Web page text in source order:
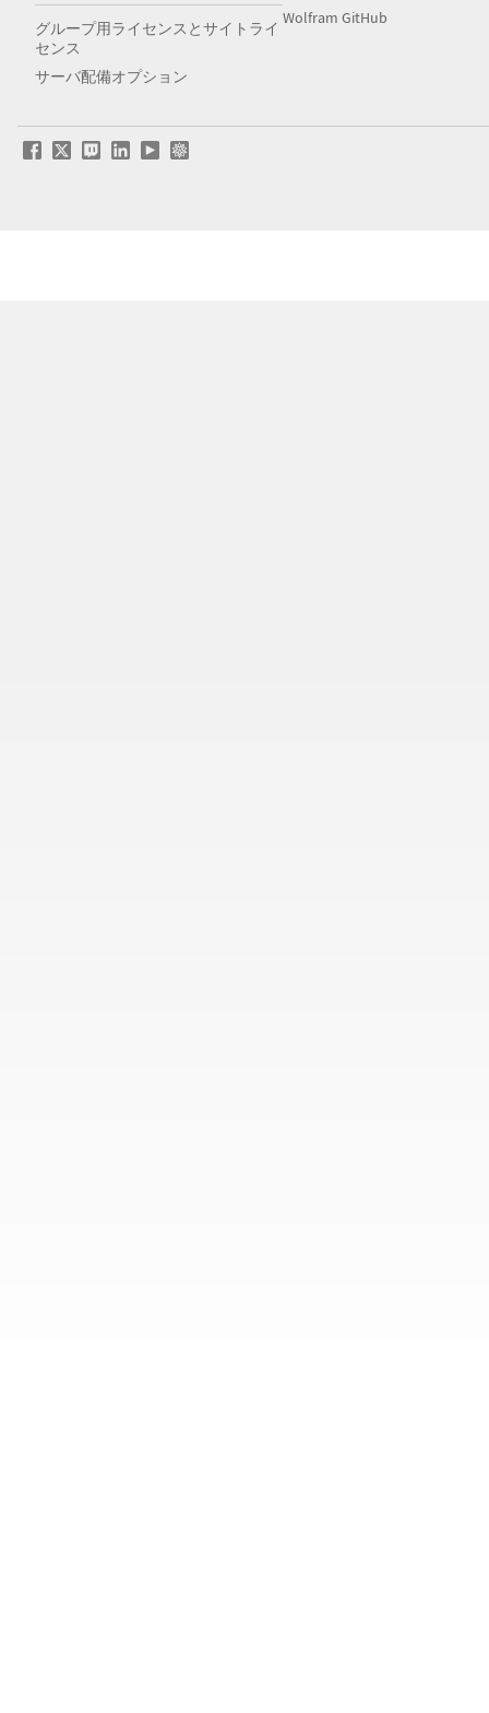
グループ用ライセンスとサイトライ
センス
サーバ配備オプション
Wolfram GitHub